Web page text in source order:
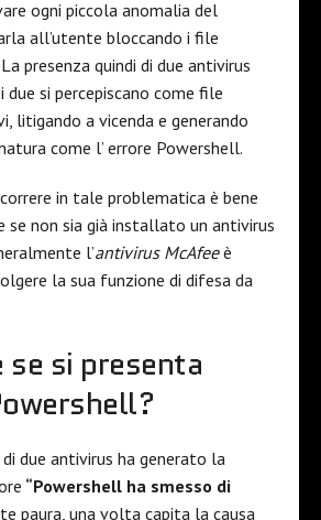
ogni piccola anomalia del
all’utente bloccando i file
presenza quindi di due antivirus
due si percepiscano come file
litigando a vicenda e generando
come l’ errore Powershell.
in tale problematica è bene
se non sia già installato un antivirus
l’antivirus McAfeeè
la sua funzione di difesa da
se si presenta
due antivirus ha generato la
“Powershell ha smesso di
paura, una volta capita la causa